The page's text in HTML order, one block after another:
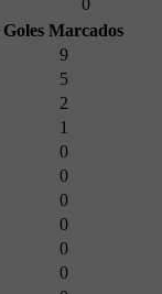
0
Goles Marcados
9
5
2
1
0
0
0
0
0
0